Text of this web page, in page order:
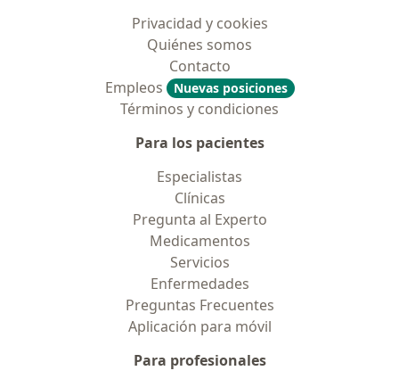
Privacidad y cookies
Quiénes somos
Contacto
Empleos
Nuevas posiciones
Términos y condiciones
Para los pacientes
Especialistas
Clínicas
Pregunta al Experto
Medicamentos
Servicios
Enfermedades
Preguntas Frecuentes
Aplicación para móvil
Para profesionales